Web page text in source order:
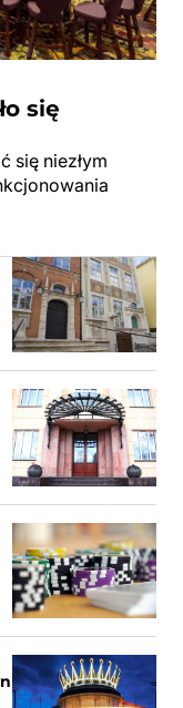
się
się niezłym